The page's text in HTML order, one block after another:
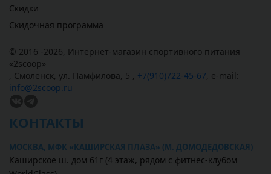
Скидки
Скидочная программа
© 2016 -2026, Интернет-магазин спортивного питания
«2scoop»
, Смоленск, ул. Памфилова, 5 , +7(910)722-45-67, e-mail:
info@2scoop.ru
КОНТАКТЫ
МОСКВА, МФК «КАШИРСКАЯ ПЛАЗА» (М. ДОМОДЕДОВСКАЯ)
Каширское ш. дом 61г (4 этаж, рядом с фитнес-клубом